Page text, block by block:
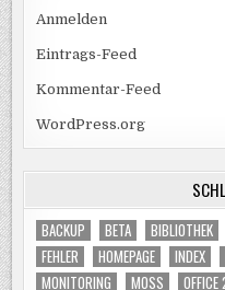
Anmelden
Eintrags-Feed
Kommentar-Feed
WordPress.org
BACKUP BETA BIBLIOTHEK
FEHLER
HOMEPAGE INDEX
MONITORING
MOSS